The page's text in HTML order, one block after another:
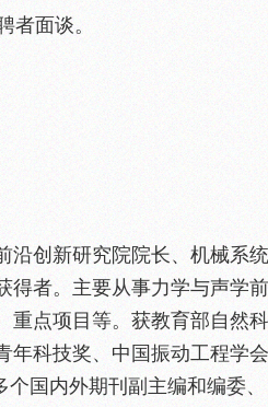
者面谈。
沿创新研究院院长、机械系统
得者。主要从事力学与声学前
重点项目等。获教育部自然科
年科技奖、中国振动工程学会
国内外期刊副主编和编委、